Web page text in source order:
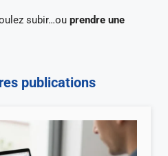
subir…ou prendre une
publications